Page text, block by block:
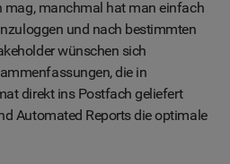
mag, manchmal hat man einfach
und nach bestimmten
wünschen sich
die in
direkt ins Postfach geliefert
Automated Reports die optimale